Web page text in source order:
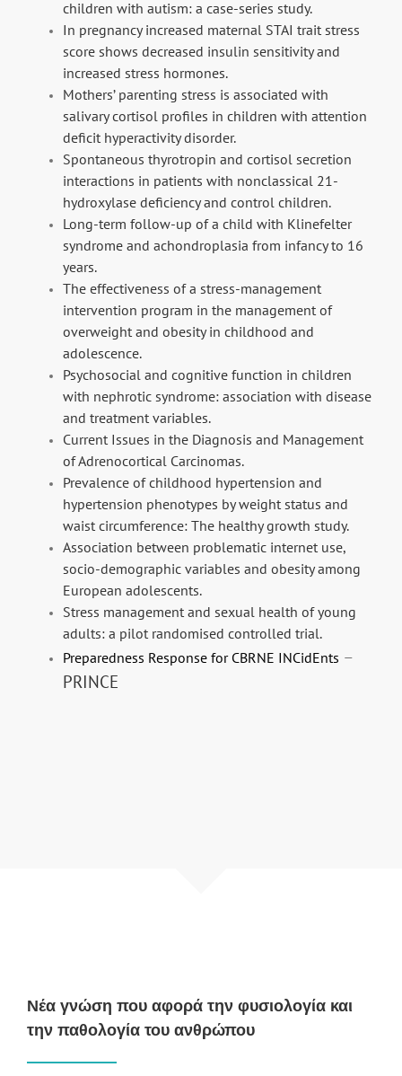
children with autism: a case-series study.
In pregnancy increased maternal STAI trait stress
score shows decreased insulin sensitivity and
increased stress hormones.
Mothers’ parenting stress is associated with
salivary cortisol profiles in children with attention
deficit hyperactivity disorder.
Spontaneous thyrotropin and cortisol secretion
interactions in patients with nonclassical 21-
hydroxylase deficiency and control children.
Long-term follow-up of a child with Klinefelter
syndrome and achondroplasia from infancy to 16
years.
The effectiveness of a stress-management
intervention program in the management of
overweight and obesity in childhood and
adolescence.
Psychosocial and cognitive function in children
with nephrotic syndrome: association with disease
and treatment variables.
Current Issues in the Diagnosis and Management
of Adrenocortical Carcinomas.
Prevalence of childhood hypertension and
hypertension phenotypes by weight status and
waist circumference: The healthy growth study.
Association between problematic internet use,
socio-demographic variables and obesity among
European adolescents.
Stress management and sexual health of young
adults: a pilot randomised controlled trial.
Preparedness Response for CBRNE INCidEnts –
PRINCE
Νέα γνώση που αφορά την φυσιολογία και
την παθολογία του ανθρώπου